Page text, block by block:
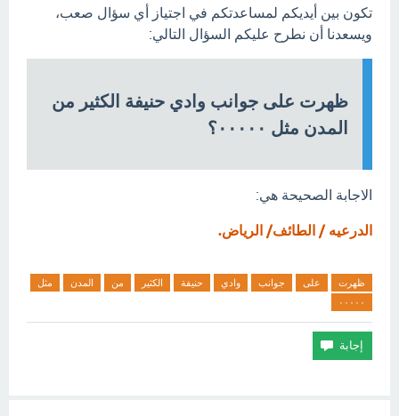
تكون بين أيديكم لمساعدتكم في اجتياز أي سؤال صعب،
ويسعدنا أن نطرح عليكم السؤال التالي:
ظهرت على جوانب وادي حنيفة الكثير من
المدن مثل ٠٠٠٠٠؟
الاجابة الصحيحة هي:
الدرعيه / الطائف/ الرياض.
ظهرت على جوانب وادي حنيفة الكثير من المدن
مثل
٠٠٠٠٠